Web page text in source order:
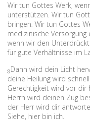
Wir tun Gottes Werk,
unterstützen. Wir tun
bringen. Wir tun Gottes
medizinische
wenn wir den
für gute Verhältnisse im
8Dann wird dein Licht
deine Heilung wird
Gerechtigkeit wird vor dir
Herrn wird deinen Zug
der Herr wird dir
Siehe, hier bin ich.